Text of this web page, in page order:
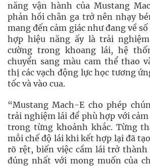
năng vận hành của Mustang
phản hồi chân ga trở nên nhạy
mang đến cảm giác như đang về
hợp hiệu năng ấy là trải
cường trong khoang lái, hệ
chuyển sang màu cam thể thao
thị các vạch động lực học tương
tốc và vào cua.
“Mustang Mach-E cho phép
trải nghiệm lái để phù hợp với
trong từng khoảnh khắc. Từng
mỗi chế độ lái khi kết hợp lại đã
rõ rệt, biến việc cầm lái trở
đúng nhất với mong muốn của